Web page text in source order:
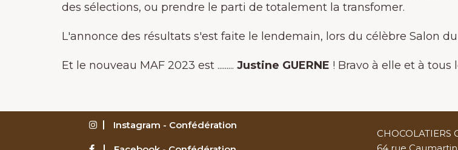
des sélections, ou prendre le parti de totalement la transfomer.
L'annonce des résultats s'est faite le lendemain, lors du célèbre Salon
Et le nouveau MAF 2023 est ......... Justine GUERNE ! Bravo à elle et à tous
Instagram - Confédération
CHOCOLATIERS